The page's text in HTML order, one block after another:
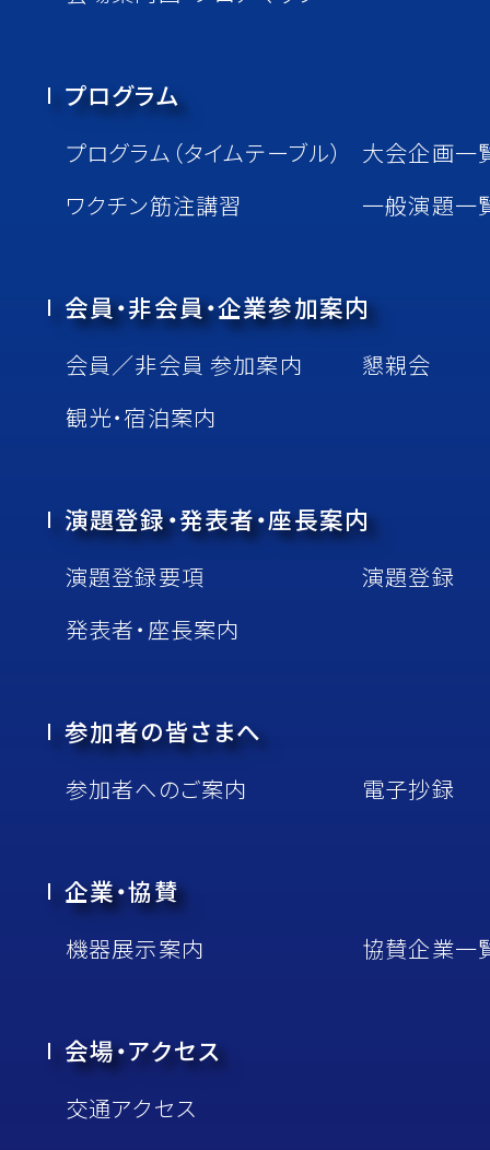
プログラム
プログラム（タイムテーブル）
⼤会企画⼀
ワクチン筋注講習
一般演題一
会員・非会員・企業参加案内
会員／⾮会員 参加案内
懇親会
観光・宿泊案内
演題登録・発表者・座⻑案内
演題登録要項
演題登録
発表者・座⻑案内
参加者の皆さまへ
参加者へのご案内 電子抄録
企業・協賛
機器展⽰案内 協賛企業⼀
会場・アクセス
交通アクセス